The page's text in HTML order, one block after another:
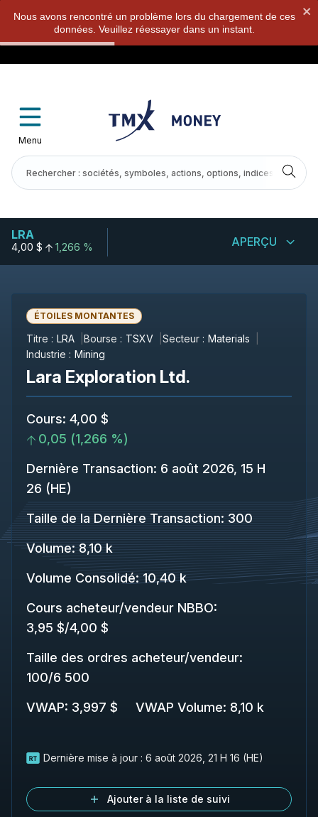
Nous avons rencontré un problème lors du chargement de ces
données. Veuillez réessayer dans un instant.
Menu
LRA
4,00 $ 1,266 % APERÇU
ÉTOILES MONTANTES
Titre : LRA Bourse : TSXV Secteur : Materials
Industrie : Mining
Lara Exploration Ltd.
Cours: 4,00 $
0,05 (1,266 %)
Dernière Transaction: 6 août 2026, 15 H
26 (HE)
Taille de la Dernière Transaction: 300
Volume: 8,10 k
Volume Consolidé: 10,40 k
Cours acheteur/vendeur NBBO:
3,95 $/4,00 $
Taille des ordres acheteur/vendeur:
100/6 500
VWAP: 3,997 $ VWAP Volume: 8,10 k
Dernière mise à jour : 6 août 2026, 21 H 16 (HE)
Ajouter à la liste de suivi